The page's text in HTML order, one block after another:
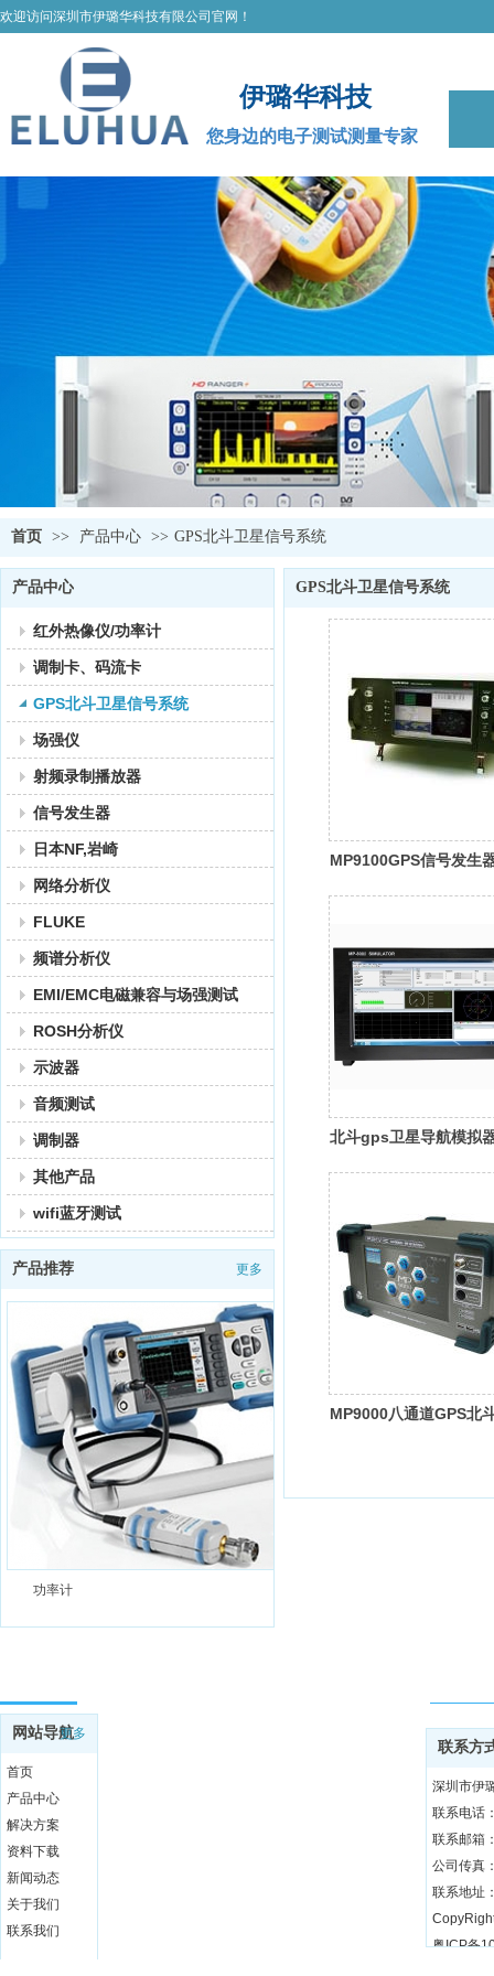
伊璐华科技
您身边的电子测试测量专家
欢迎访问深圳市伊璐华科技有限公司官网！
首页 >> 产品中心 >> GPS北斗卫星信号系统
产品中心
红外热像仪/功率计
调制卡、码流卡
GPS北斗卫星信号系统
场强仪
射频录制播放器
信号发生器
日本NF,岩崎
网络分析仪
FLUKE
频谱分析仪
EMI/EMC电磁兼容与场强测试
ROSH分析仪
示波器
音频测试
调制器
其他产品
wifi蓝牙测试
产品推荐 更多
功率计
GPS北斗卫星信号系统
MP9100GPS信号发生
北斗gps卫星导航模拟
MP9000八通道GPS北
网站导航更多
首页
产品中心
解决方案
资料下载
新闻动态
关于我们
联系我们
联系方
深圳市伊
联系电话
联系邮箱
公司传真
联系地址
粤ICP备